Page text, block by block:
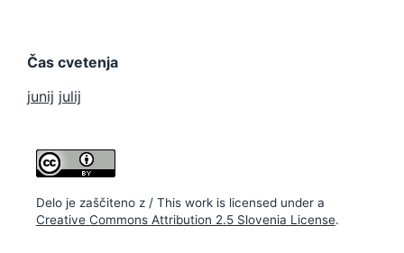
Čas cvetenja
junij julij
Delo je zaščiteno z / This work is licensed under a
Creative Commons Attribution 2.5 Slovenia License.